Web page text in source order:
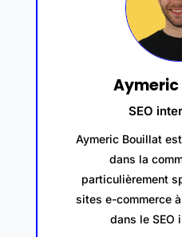
SEO
Aymeric Bouillat
dans la
particulièrement
sites e-commerce
dans le SEO